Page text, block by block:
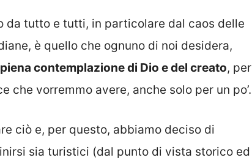
da tutto e tutti, in particolare dal caos delle
è quello che ognuno di noi desidera,
contemplazione di Dio e del creato, per
che vorremmo avere, anche solo per un po’.
ciò e, per questo, abbiamo deciso di
sia turistici (dal punto di vista storico ed